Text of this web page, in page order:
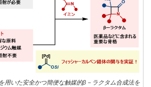
用いた安全かつ簡便な触媒的β－ラクタム合成法を